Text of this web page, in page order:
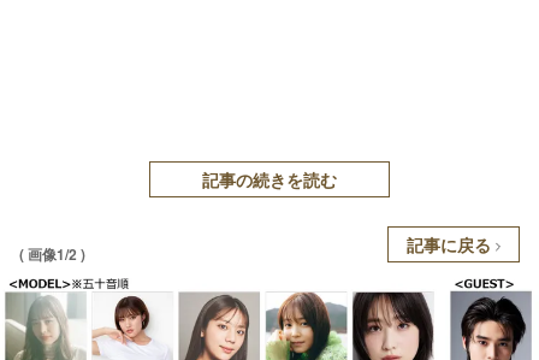
記事の続きを読む
( 画像1/2 ) 記事に戻る